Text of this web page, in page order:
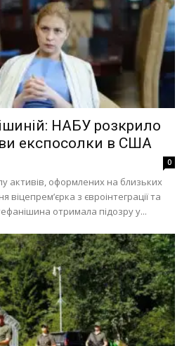
НАБУ розкрило
експосолки в США
0
активів, оформлених на близьких
віцепремʼєрка з євроінтеграції та
отримала підозру у...